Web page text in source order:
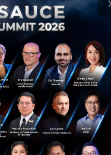
ว นก)
มนานผิดปกติ
น นอน หรือวิ่งซน
างความเสียหาย
ายวัน
ตัว
ดแบบ AI ที่ฉลาด